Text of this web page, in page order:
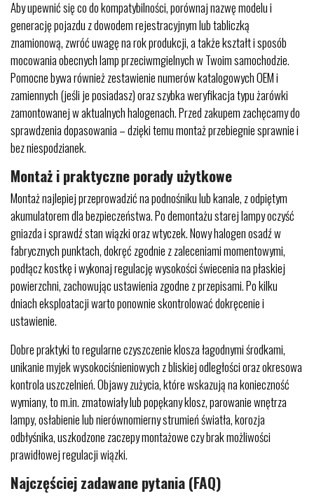
Aby upewnić się co do kompatybilności, porównaj nazwę modelu i
generację pojazdu z dowodem rejestracyjnym lub tabliczką
znamionową, zwróć uwagę na rok produkcji, a także kształt i sposób
mocowania obecnych lamp przeciwmgielnych w Twoim samochodzie.
Pomocne bywa również zestawienie numerów katalogowych OEM i
zamiennych (jeśli je posiadasz) oraz szybka weryfikacja typu żarówki
zamontowanej w aktualnych halogenach. Przed zakupem zachęcamy do
sprawdzenia dopasowania – dzięki temu montaż przebiegnie sprawnie i
bez niespodzianek.
Montaż i praktyczne porady użytkowe
Montaż najlepiej przeprowadzić na podnośniku lub kanale, z odpiętym
akumulatorem dla bezpieczeństwa. Po demontażu starej lampy oczyść
gniazda i sprawdź stan wiązki oraz wtyczek. Nowy halogen osadź w
fabrycznych punktach, dokręć zgodnie z zaleceniami momentowymi,
podłącz kostkę i wykonaj regulację wysokości świecenia na płaskiej
powierzchni, zachowując ustawienia zgodne z przepisami. Po kilku
dniach eksploatacji warto ponownie skontrolować dokręcenie i
ustawienie.
Dobre praktyki to regularne czyszczenie klosza łagodnymi środkami,
unikanie myjek wysokociśnieniowych z bliskiej odległości oraz okresowa
kontrola uszczelnień. Objawy zużycia, które wskazują na konieczność
wymiany, to m.in. zmatowiały lub popękany klosz, parowanie wnętrza
lampy, osłabienie lub nierównomierny strumień światła, korozja
odbłyśnika, uszkodzone zaczepy montażowe czy brak możliwości
prawidłowej regulacji wiązki.
Najczęściej zadawane pytania (FAQ)